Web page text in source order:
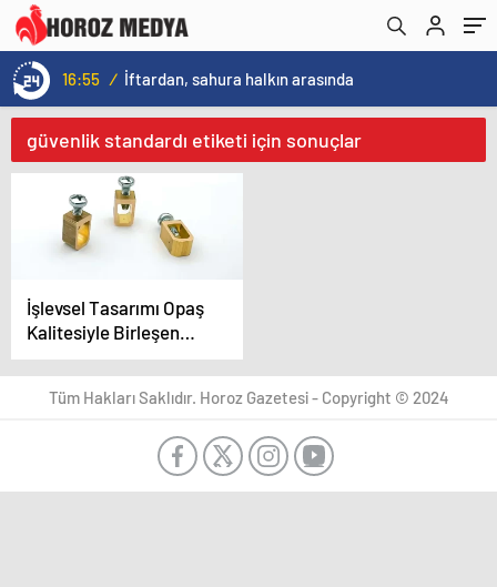
16:55 / İftardan, sahura halkın arasında
güvenlik standardı etiketi için sonuçlar
İşlevsel Tasarımı Opaş
Kalitesiyle Birleşen
Ayırıcı Şalterler
Tüketiciyle Buluşuyor
Tüm Hakları Saklıdır. Horoz Gazetesi - Copyright © 2024